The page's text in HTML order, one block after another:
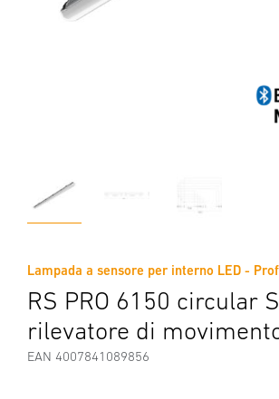
Lampada a sensore per interno LED -
RS PRO 6150 circular
rilevatore di
EAN 4007841089856